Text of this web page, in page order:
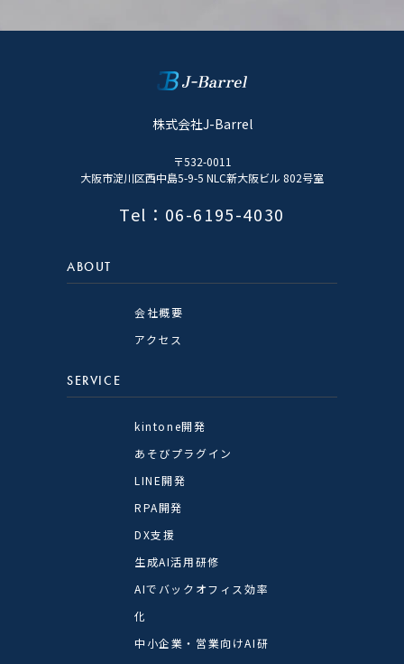
株式会社J-Barrel
〒532-0011
大阪市淀川区西中島5-9-5 NLC新大阪ビル 802号室
Tel：06-6195-4030
ABOUT
会社概要
アクセス
SERVICE
kintone開発
あそびプラグイン
LINE開発
RPA開発
DX支援
生成AI活用研修
AIでバックオフィス効率
化
中小企業・営業向けAI研